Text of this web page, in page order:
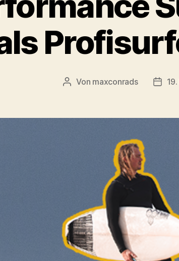
Beitragsautor
Von maxconrads